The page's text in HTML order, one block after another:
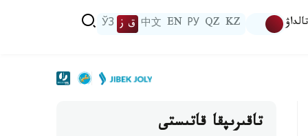
تالداۋ KZ
QZ
РУ
EN
中文 ق ز ЎЗ
تاقىرىپقا قاتىستى